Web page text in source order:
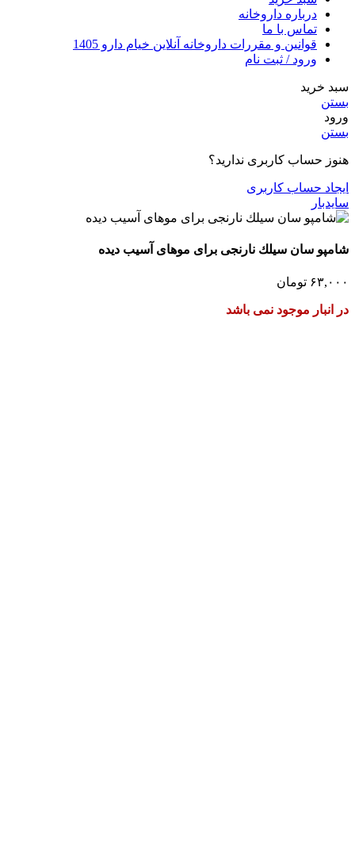
درباره داروخانه
تماس با ما
قوانین و مقررات داروخانه آنلاین خیام دارو 1405
ورود / ثبت نام
سبد خرید
بستن
ورود
بستن
هنوز حساب کاربری ندارید؟
ایجاد حساب کاربری
سایدبار
شامپو سان سیلك نارنجی برای موهای آسیب دیده
۶۳,۰۰۰ تومان
در انبار موجود نمی باشد